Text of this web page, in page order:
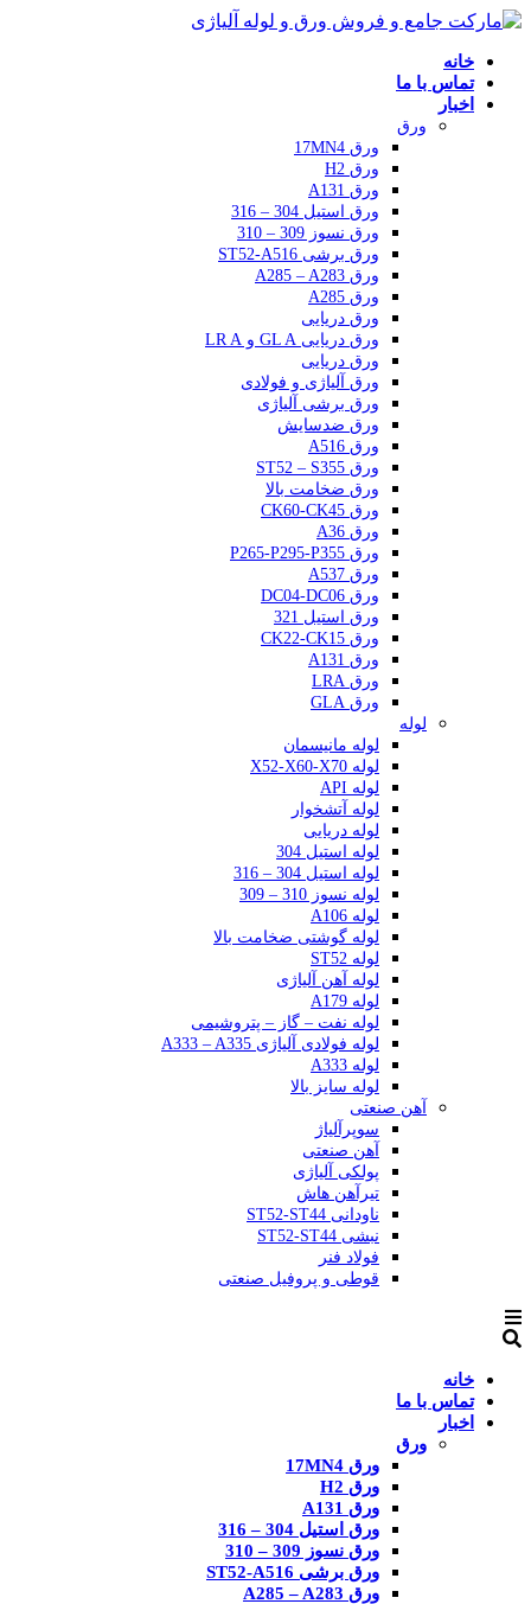
خانه
تماس با ما
اخبار
ورق
ورق 17MN4
ورق H2
ورق A131
ورق استیل 304 – 316
ورق نسوز 309 – 310
ورق برشی ST52-A516
ورق A285 – A283
ورق A285
ورق دریایی
ورق دریایی GL A و LR A
ورق دریایی
ورق آلیاژی و فولادی
ورق برشی آلیاژی
ورق ضدسایش
ورق A516
ورق ST52 – S355
ورق ضخامت بالا
ورق CK60-CK45
ورق A36
ورق P265-P295-P355
ورق A537
ورق DC04-DC06
ورق استیل 321
ورق CK22-CK15
ورق A131
ورق LRA
ورق GLA
لوله
لوله مانیسمان
لوله X52-X60-X70
لوله API
لوله آتشخوار
لوله دریایی
لوله استیل 304
لوله استیل 304 – 316
لوله نسوز 310 – 309
لوله A106
لوله گوشتی ضخامت بالا
لوله ST52
لوله آهن آلیاژی
لوله A179
لوله نفت – گاز – پتروشیمی
لوله فولادی آلیاژی A333 – A335
لوله A333
لوله سایز بالا
آهن صنعتی
سوپرآلیاژ
آهن صنعتی
پولکی آلیاژی
تیرآهن هاش
ناودانی ST52-ST44
نبشی ST52-ST44
فولاد فنر
قوطی و پروفیل صنعتی
خانه
تماس با ما
اخبار
ورق
ورق 17MN4
ورق H2
ورق A131
ورق استیل 304 – 316
ورق نسوز 309 – 310
ورق برشی ST52-A516
ورق A285 – A283